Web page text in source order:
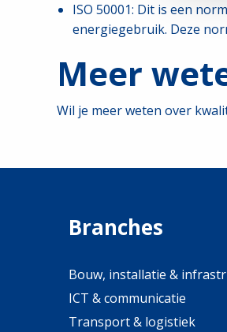
ISO 50001: Dit is een
energiegebruik. Deze
Meer
Wil je meer weten over
Branches
Bouw, installatie &
ICT & communicatie
Transport & logistiek